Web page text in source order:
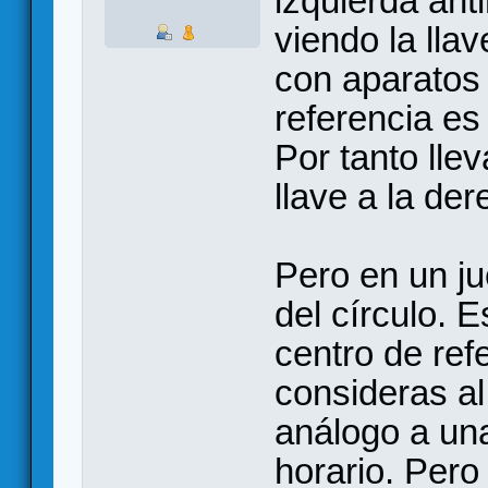
viendo la
con
referencia
Por tanto
llave a la
Pero en un
del círculo.
centro de
consideras
análogo a
horario.